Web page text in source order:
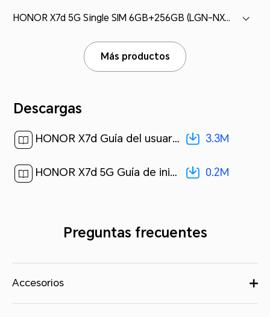
HONOR X7d 5G Single SIM 6GB+256GB (LGN-NX3)
Más productos
Descargas
HONOR X7d Guía del usuario-(MagicOS 9.0_01,es-us,5G)[ 3.3M ] 3.3M
HONOR X7d 5G Guía de inicio rápido-(MagicOS9.0_01,LGN-NX3,es-us)[ 0.2M ] 0.2M
Preguntas frecuentes
Accesorios